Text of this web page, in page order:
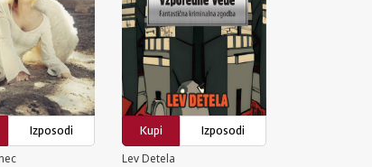
Izposodi
Kupi
Izposodi
Lev Detela